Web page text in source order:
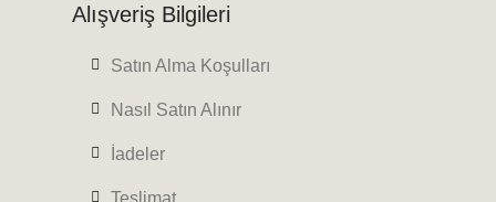
Alışveriş Bilgileri
Satın Alma Koşulları
Nasıl Satın Alınır
İadeler
Teslimat